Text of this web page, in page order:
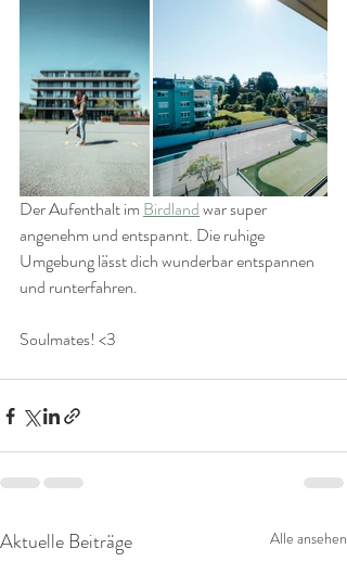
Der Aufenthalt im Birdland war super
angenehm und entspannt. Die ruhige
Umgebung lässt dich wunderbar entspannen
und runterfahren.
Soulmates! <3
Aktuelle Beiträge Alle ansehen